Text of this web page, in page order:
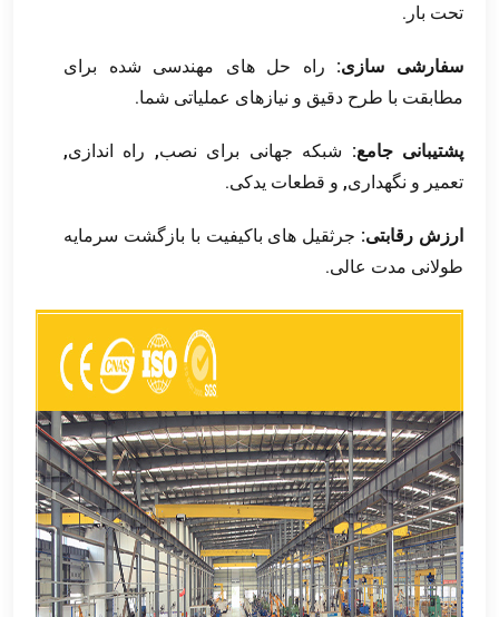
تحت بار.
سفارشی سازی: راه حل های مهندسی شده برای
مطابقت با طرح دقیق و نیازهای عملیاتی شما.
پشتیبانی جامع: شبکه جهانی برای نصب, راه اندازی,
تعمیر و نگهداری, و قطعات یدکی.
ارزش رقابتی: جرثقیل های باکیفیت با بازگشت سرمایه
طولانی مدت عالی.